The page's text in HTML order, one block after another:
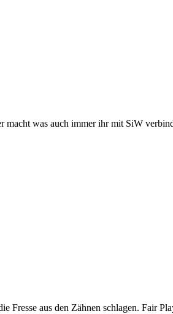
was auch immer ihr mit SiW
Fresse aus den Zähnen schlagen. Fair